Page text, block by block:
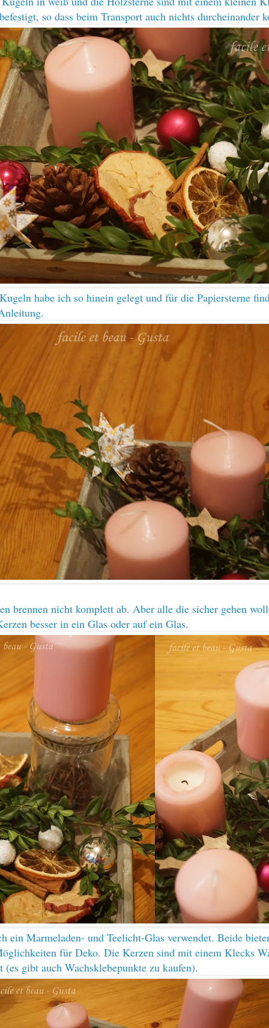
so dass beim Transport auch nichts durcheinander
habe ich so hinein gelegt und für die Papiersterne
.
brennen nicht komplett ab. Aber alle die sicher gehen
besser in ein Glas oder auf ein Glas.
ein Marmeladen- und Teelicht-Glas verwendet. Beide
für Deko. Die Kerzen sind mit einem Klecks
(es gibt auch Wachsklebepunkte zu kaufen).